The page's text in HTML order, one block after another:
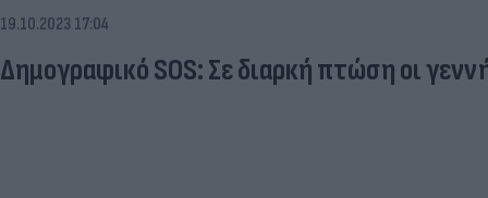
19.10.2023 17:04
Δημογραφικό SOS: Σε διαρκή πτώση οι